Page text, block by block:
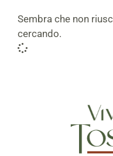
Sembra che non
cercando.